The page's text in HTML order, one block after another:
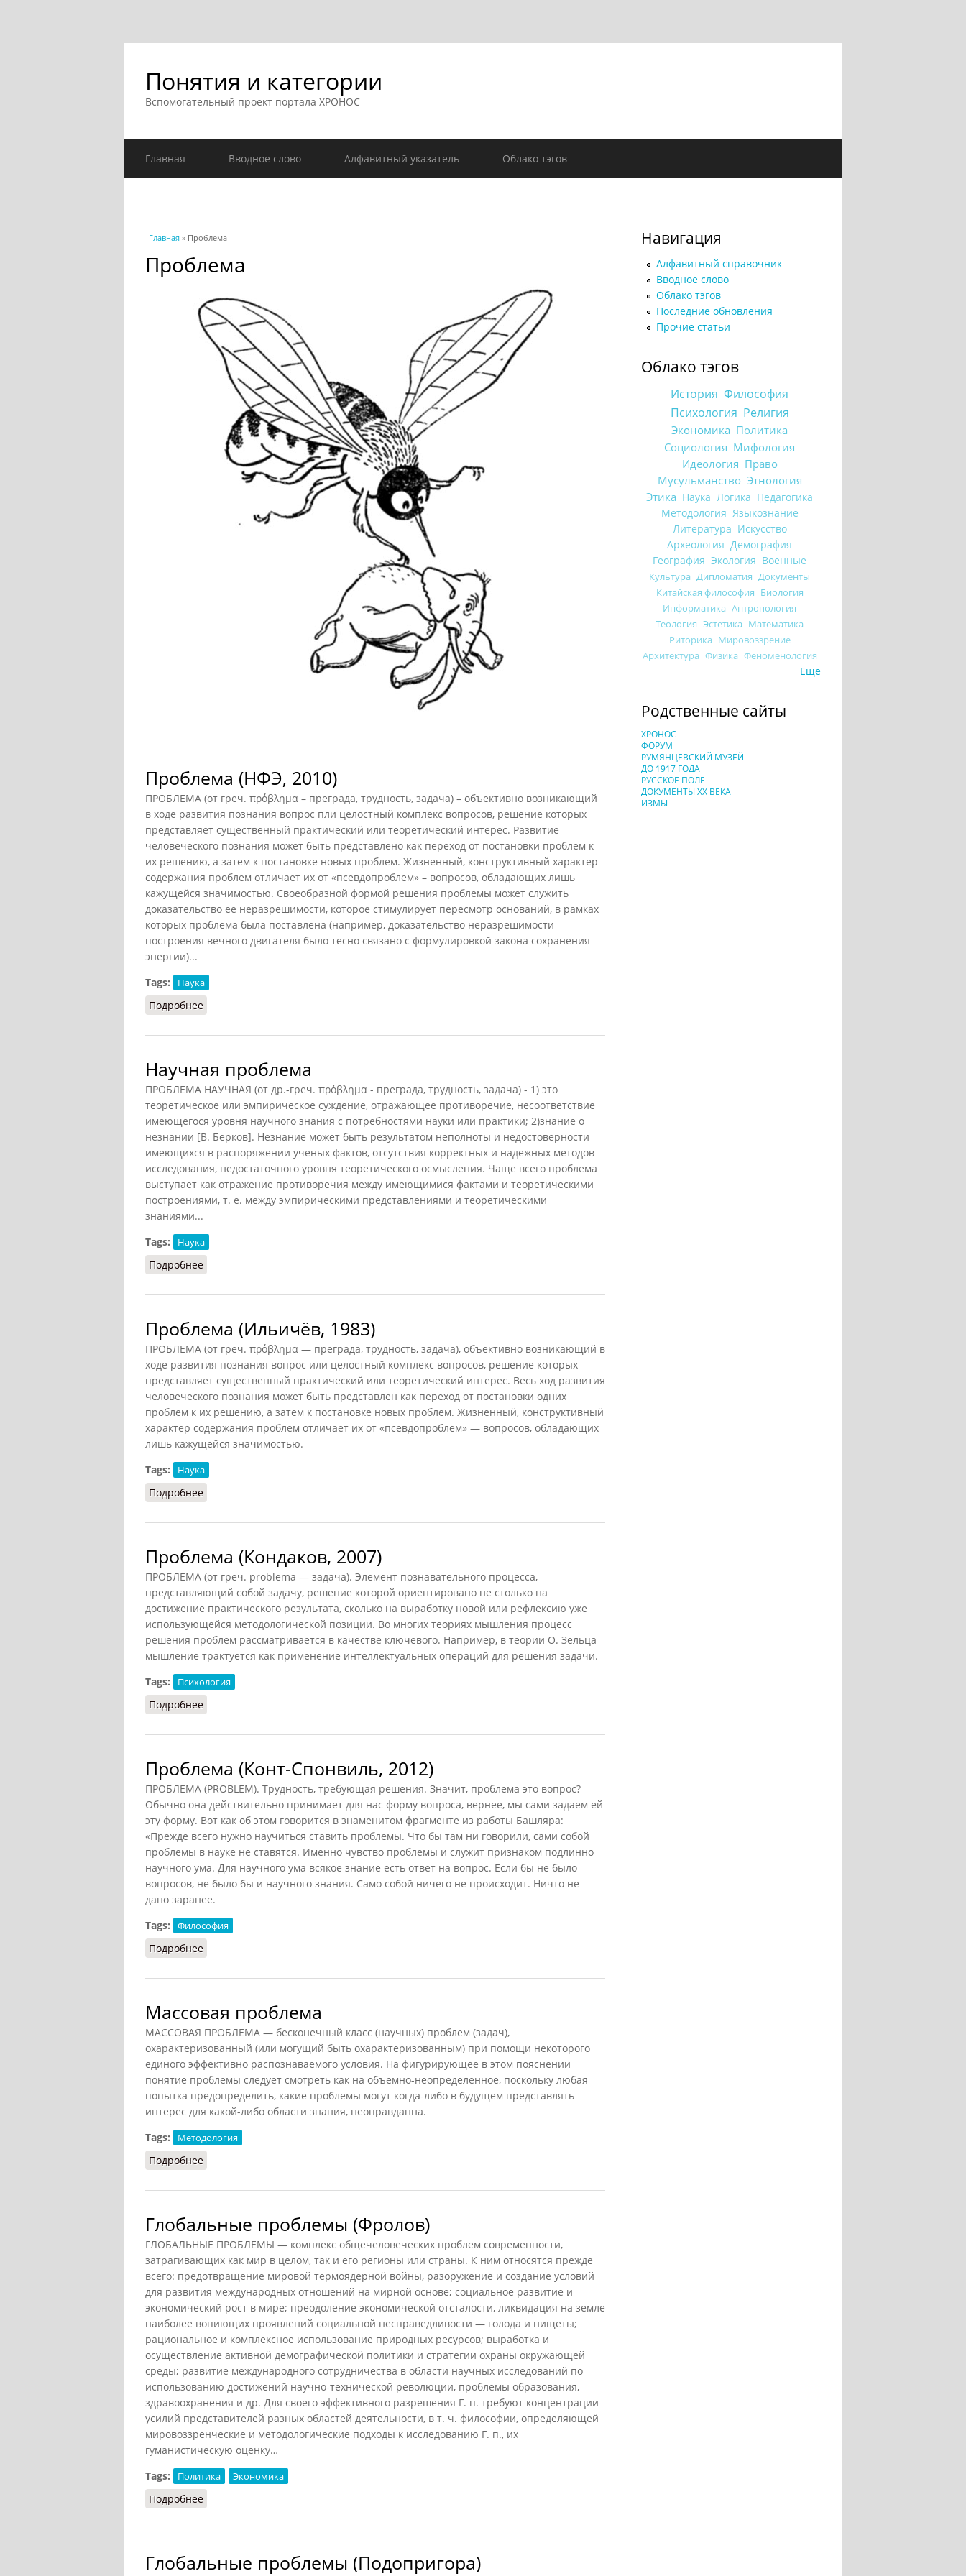
Понятия и категории
Вспомогательный проект портала ХРОНОС
Главная Вводное слово Алфавитный указатель Облако тэгов
Вы здесь
Главная » Проблема
Проблема
Проблема (НФЭ, 2010)
ПРОБЛЕМА (от греч. πρόβλημα – преграда, трудность, задача) – объективно возникающий
в ходе развития познания вопрос пли целостный комплекс вопросов, решение которых
представляет существенный практический или теоретический интерес. Развитие
человеческого познания может быть представлено как переход от постановки проблем к
их решению, а затем к постановке новых проблем. Жизненный, конструктивный характер
содержания проблем отличает их от «псевдопроблем» – вопросов, обладающих лишь
кажущейся значимостью. Своеобразной формой решения проблемы может служить
доказательство ее неразрешимости, которое стимулирует пересмотр оснований, в рамках
которых проблема была поставлена (например, доказательство неразрешимости
построения вечного двигателя было тесно связано с формулировкой закона сохранения
энергии)...
Tags:
Наука
Подробнее
Научная проблема
ПРОБЛЕМА НАУЧНАЯ (от др.-греч. πρόβλημα - преграда, трудность, задача) - 1) это
теоретическое или эмпирическое суждение, отражающее противоречие, несоответствие
имеющегося уровня научного знания с потребностями науки или практики; 2)знание о
незнании [В. Берков]. Незнание может быть результатом неполноты и недостоверности
имеющихся в распоряжении ученых фактов, отсутствия корректных и надежных методов
исследования, недостаточного уровня теоретического осмысления. Чаще всего проблема
выступает как отражение противоречия между имеющимися фактами и теоретическими
построениями, т. е. между эмпирическими представлениями и теоретическими
знаниями...
Tags:
Наука
Подробнее
Проблема (Ильичёв, 1983)
ПРОБЛЕМА (от греч. πρόβλημα — преграда, трудность, задача), объективно возникающий в
ходе развития познания вопрос или целостный комплекс вопросов, решение которых
представляет существенный практический или теоретический интерес. Весь ход развития
человеческого познания может быть представлен как переход от постановки одних
проблем к их решению, а затем к постановке новых проблем. Жизненный, конструктивный
характер содержания проблем отличает их от «псевдопроблем» — вопросов, обладающих
лишь кажущейся значимостью.
Tags:
Наука
Подробнее
Проблема (Кондаков, 2007)
ПРОБЛЕМА (от греч. problema — задача). Элемент познавательного процесса,
представляющий собой задачу, решение которой ориентировано не столько на
достижение практического результата, сколько на выработку новой или рефлексию уже
использующейся методологической позиции. Во многих теориях мышления процесс
решения проблем рассматривается в качестве ключевого. Например, в теории О. Зельца
мышление трактуется как применение интеллектуальных операций для решения задачи.
Tags:
Психология
Подробнее
Проблема (Конт-Спонвиль, 2012)
ПРОБЛЕМА (PROBLEM). Трудность, требующая решения. Значит, проблема это вопрос?
Обычно она действительно принимает для нас форму вопроса, вернее, мы сами задаем ей
эту форму. Вот как об этом говорится в знаменитом фрагменте из работы Башляра:
«Прежде всего нужно научиться ставить проблемы. Что бы там ни говорили, сами собой
проблемы в науке не ставятся. Именно чувство проблемы и служит признаком подлинно
научного ума. Для научного ума всякое знание есть ответ на вопрос. Если бы не было
вопросов, не было бы и научного знания. Само собой ничего не происходит. Ничто не
дано заранее.
Tags:
Философия
Подробнее
Массовая проблема
МАССОВАЯ ПРОБЛЕМА — бесконечный класс (научных) проблем (задач),
охарактеризованный (или могущий быть охарактеризованным) при помощи некоторого
единого эффективно распознаваемого условия. На фигурирующее в этом пояснении
понятие проблемы следует смотреть как на объемно-неопределенное, поскольку любая
попытка предопределить, какие проблемы могут когда-либо в будущем представлять
интерес для какой-либо области знания, неоправданна.
Tags:
Методология
Подробнее
Глобальные проблемы (Фролов)
ГЛОБАЛЬНЫЕ ПРОБЛЕМЫ — комплекс общечеловеческих проблем современности,
затрагивающих как мир в целом, так и его регионы или страны. К ним относятся прежде
всего: предотвращение мировой термоядерной войны, разоружение и создание условий
для развития международных отношений на мирной основе; социальное развитие и
экономический рост в мире; преодоление экономической отсталости, ликвидация на земле
наиболее вопиющих проявлений социальной несправедливости — голода и нищеты;
рациональное и комплексное использование природных ресурсов; выработка и
осуществление активной демографической политики и стратегии охраны окружающей
среды; развитие международного сотрудничества в области научных исследований по
использованию достижений научно-технической революции, проблемы образования,
здравоохранения и др. Для своего эффективного разрешения Г. п. требуют концентрации
усилий представителей разных областей деятельности, в т. ч. философии, определяющей
мировоззренческие и методологические подходы к исследованию Г. п., их
гуманистическую оценку…
Tags:
Политика Экономика
Подробнее
Глобальные проблемы (Подопригора)
Навигация
Алфавитный справочник
Вводное слово
Облако тэгов
Последние обновления
Прочие статьи
Облако тэгов
История Философия
Психология Религия
Экономика Политика
Социология Мифология
Идеология Право
Мусульманство Этнология
Этика Наука Логика Педагогика
Методология Языкознание
Литература Искусство
Археология Демография
География Экология Военные
Культура Дипломатия Документы
Китайская философия Биология
Информатика Антропология
Теология Эстетика Математика
Риторика Мировоззрение
Архитектура Физика Феноменология
Еще
Родственные сайты
ХРОНОС
ФОРУМ
РУМЯНЦЕВСКИЙ МУЗЕЙ
ДО 1917 ГОДА
РУССКОЕ ПОЛЕ
ДОКУМЕНТЫ XX ВЕКА
ИЗМЫ